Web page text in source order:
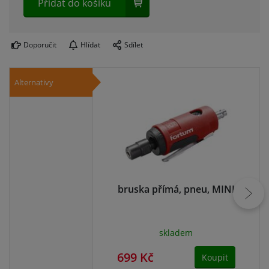
Přidat do košíku
Doporučit Hlídat Sdílet
Alternativy
bruska přímá, pneu, MINI
skladem
699 Kč Koupit